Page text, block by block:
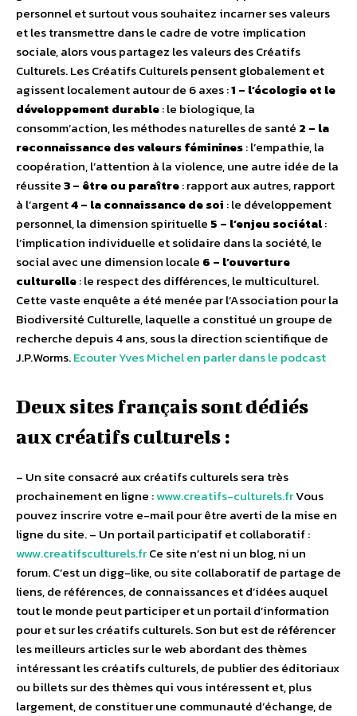
personnel et surtout vous souhaitez incarner ses valeurs
et les transmettre dans le cadre de votre implication
sociale, alors vous partagez les valeurs des Créatifs
Culturels. Les Créatifs Culturels pensent globalement et
agissent localement autour de 6 axes :1 – l’écologie et le
développement durable: le biologique, la
consomm’action, les méthodes naturelles de santé 2 – la
reconnaissance des valeurs féminines: l’empathie, la
coopération, l’attention à la violence, une autre idée de la
réussite3 – être ou paraître: rapport aux autres, rapport
à l’argent4 – la connaissance de soi : le développement
personnel, la dimension spirituelle 5 – l’enjeu sociétal:
l’implication individuelle et solidaire dans la société, le
social avec une dimension locale 6 – l’ouverture
culturelle: le respect des différences, le multiculturel.
Cette vaste enquête a été menée par l’Association pour la
Biodiversité Culturelle, laquelle a constitué un groupe de
recherche depuis 4 ans, sous la direction scientifique de
J.P.Worms.Ecouter Yves Michel en parler dans le podcast
Deux sites français sont dédiés
aux créatifs culturels :
– Un site consacré aux créatifs culturels sera très
prochainement en ligne :www.creatifs-culturels.frVous
pouvez inscrire votre e-mail pour être averti de la mise en
ligne du site. – Un portail participatif et collaboratif :
www.creatifsculturels.frCe site n’est ni un blog, ni un
forum. C’est un digg-like, ou site collaboratif de partage de
liens, de références, de connaissances et d’idées auquel
tout le monde peut participer et un portail d’information
pour et sur les créatifs culturels. Son but est de référencer
les meilleurs articles sur le web abordant des thèmes
intéressant les créatifs culturels, de publier des éditoriaux
ou billets sur des thèmes qui vous intéressent et, plus
largement, de constituer une communauté d’échange, de